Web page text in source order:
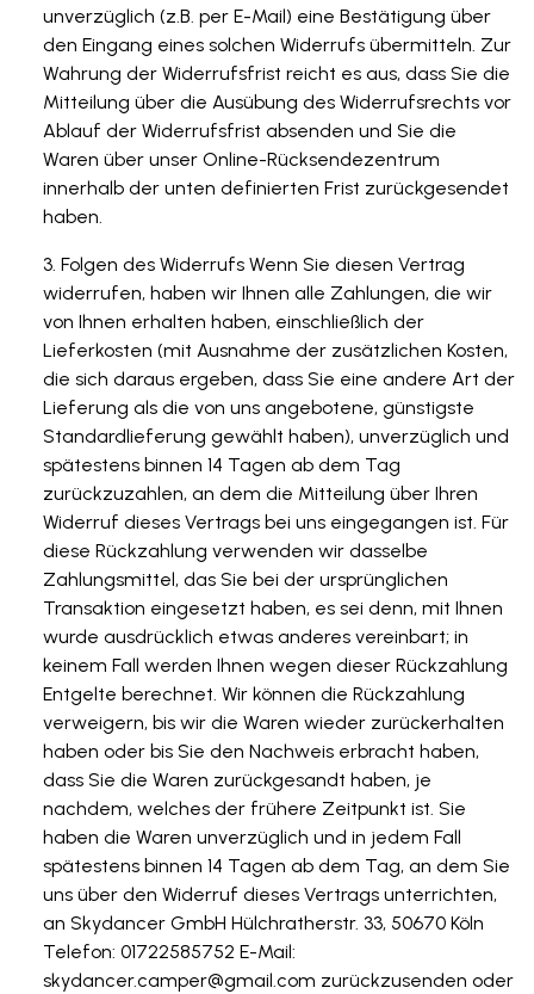
unverzüglich (z.B. per E-Mail) eine Bestätigung über
den Eingang eines solchen Widerrufs übermitteln. Zur
Wahrung der Widerrufsfrist reicht es aus, dass Sie die
Mitteilung über die Ausübung des Widerrufsrechts vor
Ablauf der Widerrufsfrist absenden und Sie die
Waren über unser Online-Rücksendezentrum
innerhalb der unten definierten Frist zurückgesendet
haben.
Folgen des Widerrufs Wenn Sie diesen Vertrag
widerrufen, haben wir Ihnen alle Zahlungen, die wir
von Ihnen erhalten haben, einschließlich der
Lieferkosten (mit Ausnahme der zusätzlichen Kosten,
die sich daraus ergeben, dass Sie eine andere Art der
Lieferung als die von uns angebotene, günstigste
Standardlieferung gewählt haben), unverzüglich und
spätestens binnen 14 Tagen ab dem Tag
zurückzuzahlen, an dem die Mitteilung über Ihren
Widerruf dieses Vertrags bei uns eingegangen ist. Für
diese Rückzahlung verwenden wir dasselbe
Zahlungsmittel, das Sie bei der ursprünglichen
Transaktion eingesetzt haben, es sei denn, mit Ihnen
wurde ausdrücklich etwas anderes vereinbart; in
keinem Fall werden Ihnen wegen dieser Rückzahlung
Entgelte berechnet. Wir können die Rückzahlung
verweigern, bis wir die Waren wieder zurückerhalten
haben oder bis Sie den Nachweis erbracht haben,
dass Sie die Waren zurückgesandt haben, je
nachdem, welches der frühere Zeitpunkt ist. Sie
haben die Waren unverzüglich und in jedem Fall
spätestens binnen 14 Tagen ab dem Tag, an dem Sie
uns über den Widerruf dieses Vertrags unterrichten,
an Skydancer GmbH Hülchratherstr. 33, 50670 Köln
Telefon: 01722585752 E-Mail:
skydancer.camper@gmail.com zurückzusenden oder